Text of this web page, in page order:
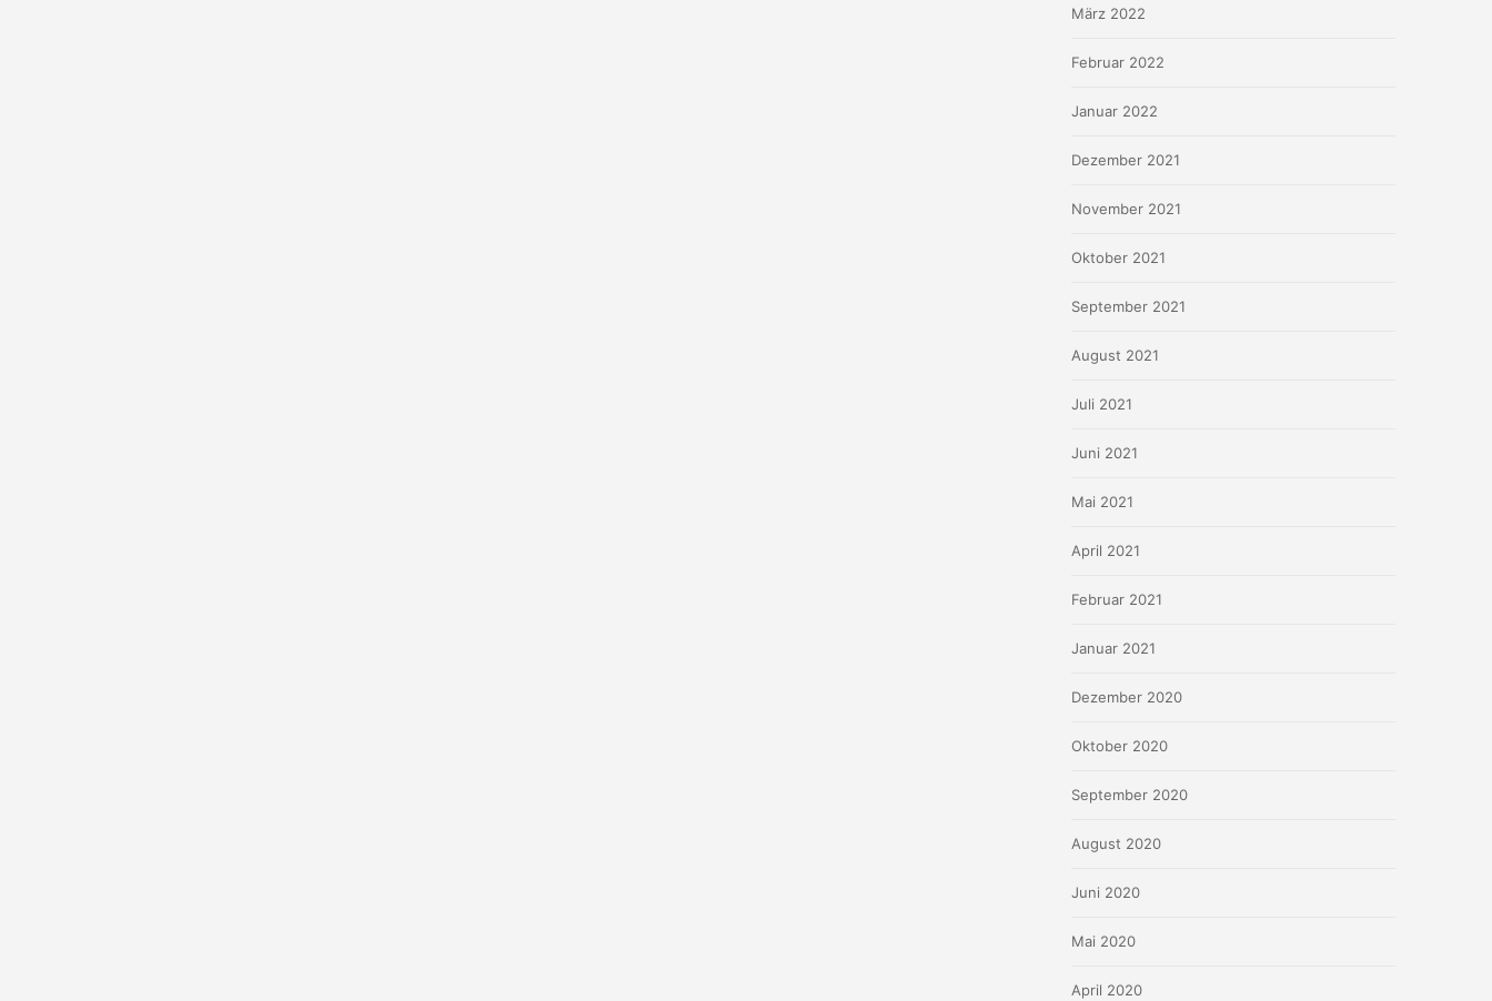
März 2022
Februar 2022
Januar 2022
Dezember 2021
November 2021
Oktober 2021
September 2021
August 2021
Juli 2021
Juni 2021
Mai 2021
April 2021
Februar 2021
Januar 2021
Dezember 2020
Oktober 2020
September 2020
August 2020
Juni 2020
Mai 2020
April 2020